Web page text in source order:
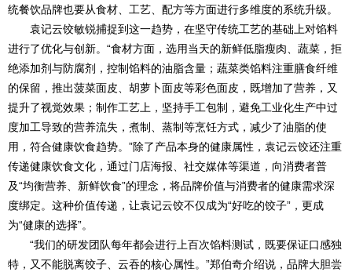
统餐饮品牌也要从食材、工艺、配方等方面进行多维度的系统升级。
袁记云饺敏锐捕捉到这一趋势，在坚守传统工艺的基础上对馅料
进行了优化与创新。“食材方面，选用当天的新鲜低脂瘦肉、蔬菜，拒
绝添加剂与防腐剂，控制馅料的油脂含量；蔬菜类馅料注重膳食纤维
的保留，推出菠菜面皮、胡萝卜面皮等彩色面皮，既增加了营养，又
提升了视觉效果；制作工艺上，坚持手工包制，避免工业化生产中过
度加工导致的营养流失，煮制、蒸制等烹饪方式，减少了油脂的使
用，符合健康饮食趋势。”除了产品本身的健康属性，袁记云饺还注重
传递健康饮食文化，通过门店海报、社交媒体等渠道，向消费者普
及“均衡营养、新鲜饮食”的理念，将品牌价值与消费者的健康需求深
度绑定。这种价值传递，让袁记云饺不仅成为“好吃的饺子”，更成
为“健康的选择”。
“我们的研发团队每年都会进行上百次馅料测试，既要保证口感独
特，又不能脱离饺子、云吞的核心属性。”郑伯奇介绍说，品牌大胆尝